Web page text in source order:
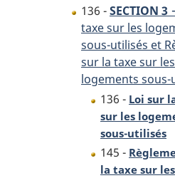
136 -SECTION 3 -
taxe sur les
sous-utilisés et
sur la taxe sur les
logements sous-
136 - Loi sur
sur les
sous-utilisés
145 -
la taxe sur les